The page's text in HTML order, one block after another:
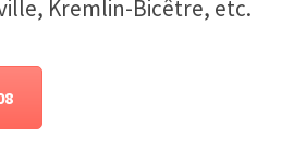
Kremlin-Bicêtre, etc.